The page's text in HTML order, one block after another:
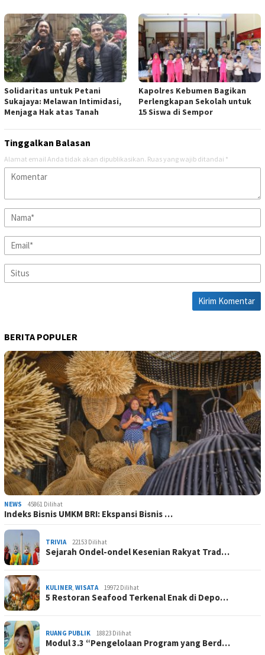
Solidaritas untuk Petani
Sukajaya: Melawan Intimidasi,
Menjaga Hak atas Tanah
Kapolres Kebumen Bagikan
Perlengkapan Sekolah untuk
15 Siswa di Sempor
Tinggalkan Balasan
Alamat email Anda tidak akan dipublikasikan. Ruas yang wajib ditandai *
BERITA POPULER
NEWS 45861 Dilihat
Indeks Bisnis UMKM BRI: Ekspansi Bisnis …
TRIVIA 22153 Dilihat
Sejarah Ondel-ondel Kesenian Rakyat Trad…
KULINER, WISATA 19972 Dilihat
5 Restoran Seafood Terkenal Enak di Depo…
RUANG PUBLIK 18823 Dilihat
Modul 3.3 “Pengelolaan Program yang Berd…